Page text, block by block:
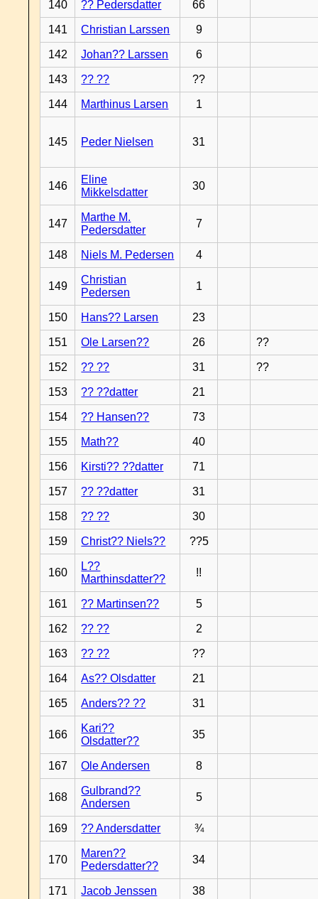
140 ?? Pedersdatter 66
141 Christian Larssen 9
142 Johan?? Larssen 6
143 ?? ?? ??
144 Marthinus Larsen 1
145 Peder Nielsen 31
146
Eline
Mikkelsdatter
30
147
Marthe M.
Pedersdatter
7
148 Niels M. Pedersen 4
149
Christian
Pedersen
1
150 Hans?? Larsen 23
151 Ole Larsen?? 26 ??
152 ?? ?? 31 ??
153 ?? ??datter 21
154 ?? Hansen?? 73
155 Math?? 40
156 Kirsti?? ??datter 71
157 ?? ??datter 31
158 ?? ?? 30
159 Christ?? Niels?? ??5
160
L??
Marthinsdatter??
!!
161 ?? Martinsen?? 5
162 ?? ?? 2
163 ?? ?? ??
164 As?? Olsdatter 21
165 Anders?? ?? 31
166
Kari??
Olsdatter??
35
167 Ole Andersen 8
168
Gulbrand??
Andersen
5
169 ?? Andersdatter ¾
170
Maren??
Pedersdatter??
34
171 Jacob Jenssen 38